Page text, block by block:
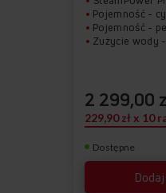
Pojemność -
Pojemność -
Zużycie wody
2 299,00
229,90 zł x 10
Dostępne